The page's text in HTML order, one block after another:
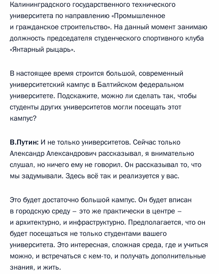
Калининградского государственного технического
университета по направлению «Промышленное
и гражданское строительство». На данный момент занимаю
должность председателя студенческого спортивного клуба
«Янтарный рыцарь».
В настоящее время строится большой, современный
университетский кампус в Балтийском федеральном
университете. Подскажите, можно ли сделать так, чтобы
студенты других университетов могли посещать этот
кампус?
В.Путин: И не только университетов. Сейчас только
Александр Александрович рассказывал, я внимательно
слушал, но ничего ему не говорил. Он рассказывал то, что
мы задумывали. Здесь всё так и реализуется у вас.
Это будет достаточно большой кампус. Он будет вписан
в городскую среду – это же практически в центре –
и архитектурно, и инфраструктурно. Предполагается, что он
будет посещаться не только студентами вашего
университета. Это интересная, сложная среда, где и учиться
можно, и встречаться с кем-то, и получать дополнительные
знания, и жить.